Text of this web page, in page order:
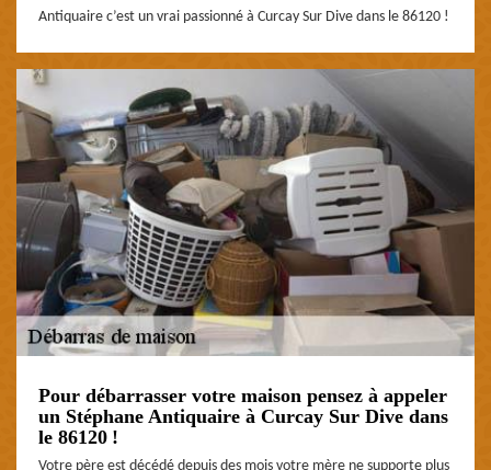
Antiquaire c’est un vrai passionné à Curcay Sur Dive dans le 86120 !
Pour débarrasser votre maison pensez à appeler
un Stéphane Antiquaire à Curcay Sur Dive dans
le 86120 !
Votre père est décédé depuis des mois votre mère ne supporte plus